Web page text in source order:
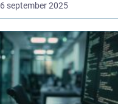
september 2025